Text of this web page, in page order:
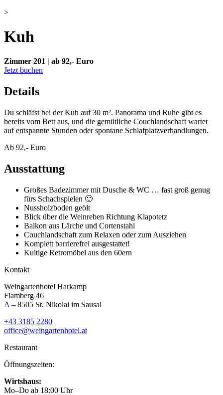
>
Kuh
Zimmer 201 | ab 92,- Euro
Jetzt buchen
Details
Du schläfst bei der Kuh auf 30 m². Panorama und Ruhe gibt es
bereits vom Bett aus, und die gemütliche Couchlandschaft wartet
auf entspannte Stunden oder spontane Schlafplatzverhandlungen.
Ab 92,- Euro
Ausstattung
Großes Badezimmer mit Dusche & WC … fast groß genug
fürs Schachspielen 🙂
Nussholzboden geölt
Blick über die Weinreben Richtung Klapotetz
Balkon aus Lärche und Cortenstahl
Couchlandschaft zum Relaxen oder zum Ausziehen
Komplett barrierefrei ausgestattet!
Kultige Retromöbel aus den 60ern
Kontakt
Weingartenhotel Harkamp
Flamberg 46
A – 8505 St. Nikolai im Sausal
+43 3185 2280
office@weingartenhotel.at
Restaurant
Öffnungszeiten:
Wirtshaus:
Mo–Do ab 18:00 Uhr